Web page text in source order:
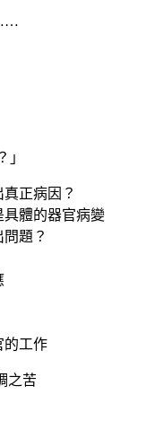
正病因？
體的器官病變
題？
的工作
之苦